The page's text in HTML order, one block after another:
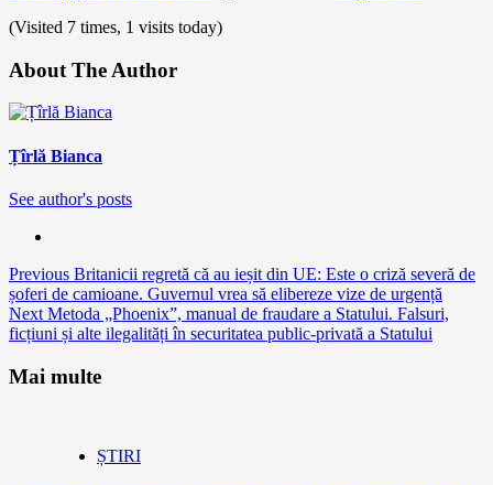
(Visited 7 times, 1 visits today)
About The Author
Țîrlă Bianca
See author's posts
Continue
Reading
Previous Britanicii regretă că au ieșit din UE: Este o criză severă de
șoferi de camioane. Guvernul vrea să elibereze vize de urgență
Next Metoda „Phoenix”, manual de fraudare a Statului. Falsuri,
ficțiuni și alte ilegalități în securitatea public-privată a Statului
Mai multe
ȘTIRI